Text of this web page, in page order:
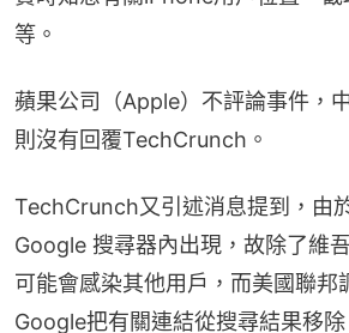
等。
蘋果公司（Apple）不評論事件，
則沒有回覆TechCrunch。
TechCrunch又引述消息提到，由
Google 搜尋器內出現，故除了維
可能會感染其他用戶，而美國聯邦
Google把有關連結從搜尋結果移